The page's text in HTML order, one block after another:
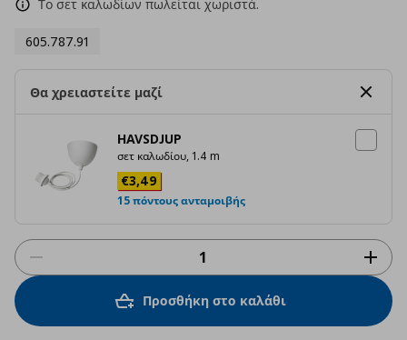
Το σετ καλωδίων πωλείται χωριστά.
605.787.91
Θα χρειαστείτε μαζί
HAVSDJUP
σετ καλωδίου, 1.4 m
€3,49
Τρέχουσα τιμή
15 πόντους ανταμοιβής
Προσθήκη στο καλάθι